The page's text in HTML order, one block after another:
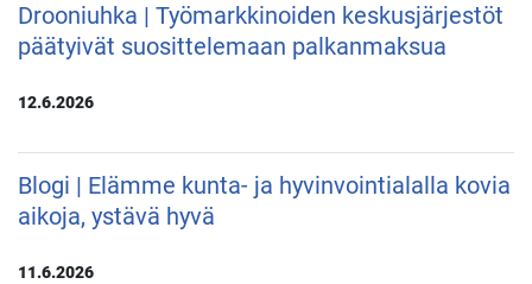
Drooniuhka | Työmarkkinoiden keskusjärjestöt
päätyivät suosittelemaan palkanmaksua
12.6.2026
Blogi | Elämme kunta- ja hyvinvointialalla kovia
aikoja, ystävä hyvä
11.6.2026